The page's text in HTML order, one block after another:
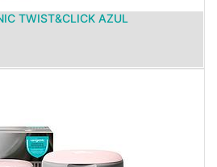
TWIST&CLICK AZUL